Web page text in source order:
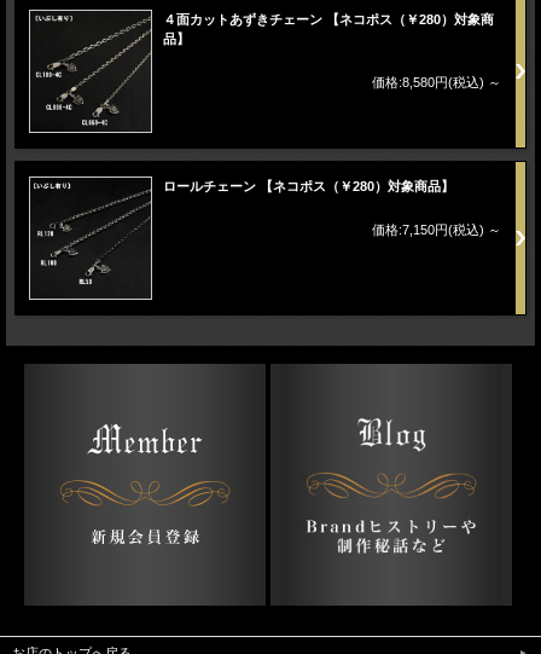
４面カットあずきチェーン 【ネコポス（￥280）対象商
品】
価格:8,580円(税込) ～
ロールチェーン 【ネコポス（￥280）対象商品】
価格:7,150円(税込) ～